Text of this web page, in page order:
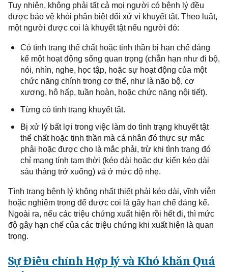
Tuy nhiên, không phải tất cả mọi người có bệnh lý đều
được bảo vệ khỏi phân biệt đối xử vì khuyết tật. Theo luật,
một người được coi là khuyết tật nếu người đó:
Có tình trạng thể chất hoặc tinh thần bị hạn chế đáng
kể một hoạt động sống quan trọng (chẳn hạn như đi bộ,
nói, nhìn, nghe, học tập, hoặc sự hoạt động của một
chức năng chính trong cơ thể, như là não bộ, cơ
xương, hô hấp, tuần hoàn, hoặc chức năng nội tiết).
Từng có tình trạng khuyết tật.
Bị xử lý bất lợi trong việc làm do tình trạng khuyết tật
thể chất hoặc tinh thần mà cá nhân đó thực sự mắc
phải hoặc được cho là mắc phải, trừ khi tình trạng đó
chỉ mang tính tạm thời (kéo dài hoặc dự kiến kéo dài
sáu tháng trở xuống) và ở mức độ nhẹ.
Tình trạng bệnh lý không nhất thiết phải kéo dài, vĩnh viễn
hoặc nghiêm trọng để được coi là gây hạn chế đáng kể.
Ngoài ra, nếu các triệu chứng xuất hiện rồi hết đi, thì mức
độ gây hạn chế của các triệu chứng khi xuấthiện là quan
trọng.
Sự Điều chỉnhHợp lý và Khó khăn Quá